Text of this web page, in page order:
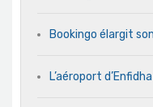
Bookingo élargit
L’aéroport